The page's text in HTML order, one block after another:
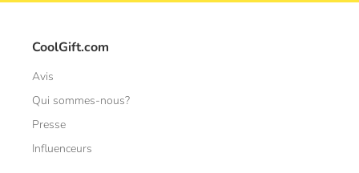
CoolGift.com
Avis
Qui sommes-nous?
Presse
Influenceurs